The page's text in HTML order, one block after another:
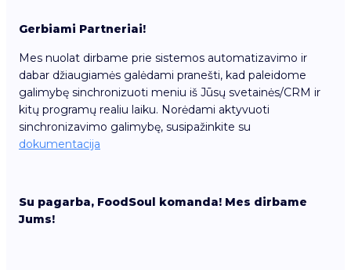
Gerbiami Partneriai!
Mes nuolat dirbame prie sistemos automatizavimo ir
dabar džiaugiamės galėdami pranešti, kad paleidome
galimybę sinchronizuoti meniu iš Jūsų svetainės/CRM ir
kitų programų realiu laiku. Norėdami aktyvuoti
sinchronizavimo galimybę, susipažinkite su
dokumentacija
Su pagarba, FoodSoul komanda! Mes dirbame
Jums!